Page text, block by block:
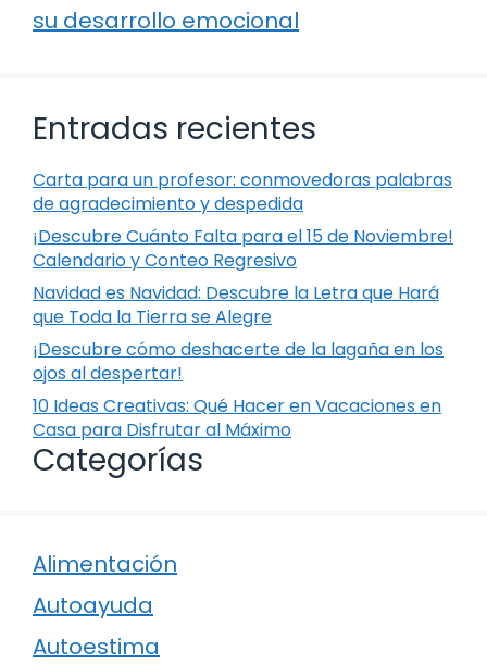
su desarrollo emocional
Entradas recientes
Carta para un profesor: conmovedoras palabras
de agradecimiento y despedida
¡Descubre Cuánto Falta para el 15 de Noviembre!
Calendario y Conteo Regresivo
Navidad es Navidad: Descubre la Letra que Hará
que Toda la Tierra se Alegre
¡Descubre cómo deshacerte de la lagaña en los
ojos al despertar!
10 Ideas Creativas: Qué Hacer en Vacaciones en
Casa para Disfrutar al Máximo
Categorías
Alimentación
Autoayuda
Autoestima